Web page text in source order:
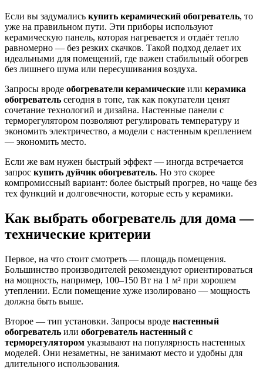
Если вы задумались купить керамический обогреватель, то
уже на правильном пути. Эти приборы используют
керамическую панель, которая нагревается и отдаёт тепло
равномерно — без резких скачков. Такой подход делает их
идеальными для помещений, где важен стабильный обогрев
без лишнего шума или пересушивания воздуха.
Запросы вроде обогреватели керамические или керамика
обогреватель сегодня в топе, так как покупатели ценят
сочетание технологий и дизайна. Настенные панели с
терморегулятором позволяют регулировать температуру и
экономить электричество, а модели с настенным креплением
— экономить место.
Если же вам нужен быстрый эффект — иногда встречается
запрос купить дуйчик обогреватель. Но это скорее
компромиссный вариант: более быстрый прогрев, но чаще без
тех функций и долговечности, которые есть у керамики.
Как выбрать обогреватель для дома —
технические критерии
Первое, на что стоит смотреть — площадь помещения.
Большинство производителей рекомендуют ориентироваться
на мощность, например, 100–150 Вт на 1 м² при хорошем
утеплении. Если помещение хуже изолировано — мощность
должна быть выше.
Второе — тип установки. Запросы вроде настенный
обогреватель или обогреватель настенный с
терморегулятором указывают на популярность настенных
моделей. Они незаметны, не занимают место и удобны для
длительного использования.